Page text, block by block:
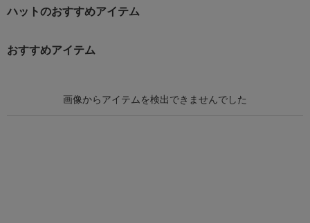
ハットのおすすめアイテム
おすすめアイテム